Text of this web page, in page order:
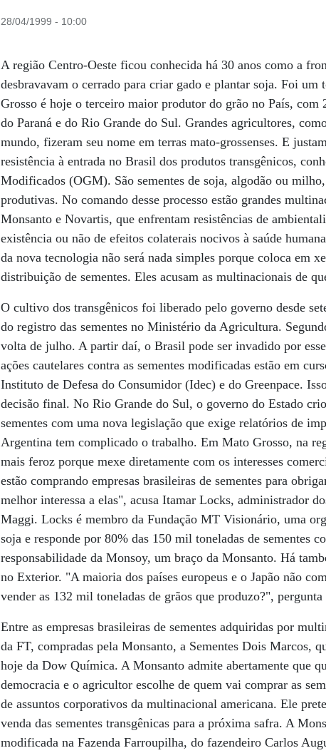
28/04/1999 - 10:00
A região Centro-Oeste ficou conhecida há 30 anos como a
desbravavam o cerrado para criar gado e plantar soja. Foi um
Grosso é hoje o terceiro maior produtor do grão no País, com
do Paraná e do Rio Grande do Sul. Grandes agricultores,
mundo, fizeram seu nome em terras mato-grossenses. E
resistência à entrada no Brasil dos produtos transgênicos,
Modificados (OGM). São sementes de soja, algodão ou
produtivas. No comando desse processo estão grandes
Monsanto e Novartis, que enfrentam resistências de
existência ou não de efeitos colaterais nocivos à saúde
da nova tecnologia não será nada simples porque coloca em
distribuição de sementes. Eles acusam as multinacionais de
O cultivo dos transgênicos foi liberado pelo governo desde
do registro das sementes no Ministério da Agricultura.
volta de julho. A partir daí, o Brasil pode ser invadido por
ações cautelares contra as sementes modificadas estão em
Instituto de Defesa do Consumidor (Idec) e do Greenpace.
decisão final. No Rio Grande do Sul, o governo do Estado
sementes com uma nova legislação que exige relatórios de
Argentina tem complicado o trabalho. Em Mato Grosso, na
mais feroz porque mexe diretamente com os interesses
estão comprando empresas brasileiras de sementes para
melhor interessa a elas", acusa Itamar Locks, administrador
Maggi. Locks é membro da Fundação MT Visionário, uma
soja e responde por 80% das 150 mil toneladas de sementes
responsabilidade da Monsoy, um braço da Monsanto. Há
no Exterior. "A maioria dos países europeus e o Japão não
vender as 132 mil toneladas de grãos que produzo?",
Entre as empresas brasileiras de sementes adquiridas por
da FT, compradas pela Monsanto, a Sementes Dois Marcos,
hoje da Dow Química. A Monsanto admite abertamente que
democracia e o agricultor escolhe de quem vai comprar as
de assuntos corporativos da multinacional americana. Ele
venda das sementes transgênicas para a próxima safra. A
modificada na Fazenda Farroupilha, do fazendeiro Carlos